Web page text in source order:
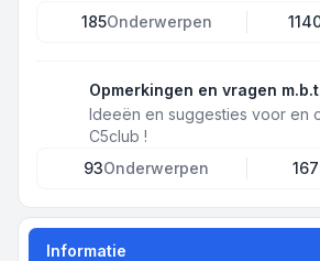
185Onderwerpen
Opmerkingen en vragen
Ideeën en suggesties voor en
C5club !
93Onderwerpen
Informatie